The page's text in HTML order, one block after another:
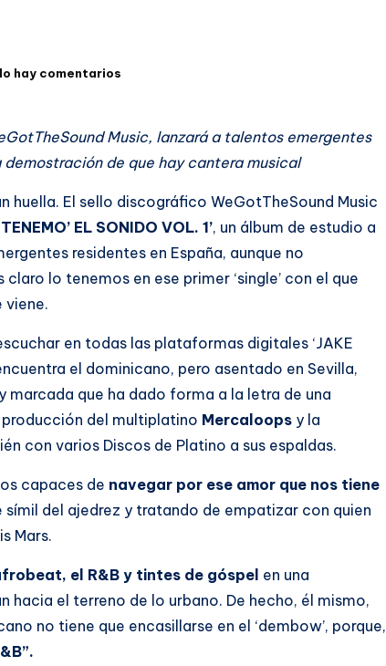
hay comentarios
Music, lanzará a talentos emergentes
demostración de que hay cantera musical
huella. El sello discográfico WeGotTheSound Music
TENEMO’ EL SONIDO VOL. 1’, un álbum de estudio a
residentes en España, aunque no
lo tenemos en ese primer ‘single’ con el que
viene.
en todas las plataformas digitales ‘JAKE
el dominicano, pero asentado en Sevilla,
marcada que ha dado forma a la letra de una
del multiplatino Mercaloops y la
con varios Discos de Platino a sus espaldas.
capaces de navegar por ese amor que nos tiene
símil del ajedrez y tratando de empatizar con quien
Mars.
el R&B y tintes de góspel en una
hacia el terreno de lo urbano. De hecho, él mismo,
no tiene que encasillarse en el ‘dembow’, porque,